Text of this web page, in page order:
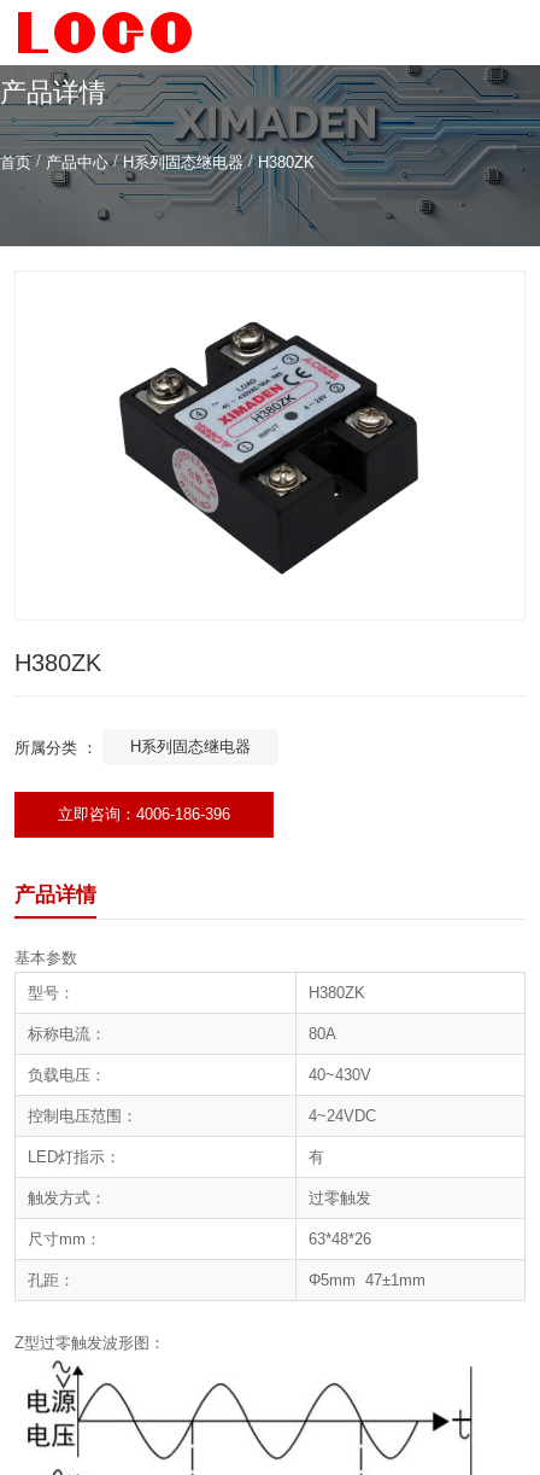
希曼顿科技专注研发与制造
全系列工业级交流固态继电器（SSR）、一体化电力调整
器
4006-186-396
产品详情
首页 / 产品中心 /H系列固态继电器 / H380ZK
H380ZK
所属分类 ： H系列固态继电器
立即咨询：4006-186-396
产品详情
基本参数
型号：
H380ZK
标称电流： 80A
负载电压： 40~430V
控制电压范围： 4~24VDC
LED灯指示： 有
触发方式： 过零触发
尺寸mm： 63*48*26
孔距： Φ5mm 47±1mm
Z型过零触发波形图：